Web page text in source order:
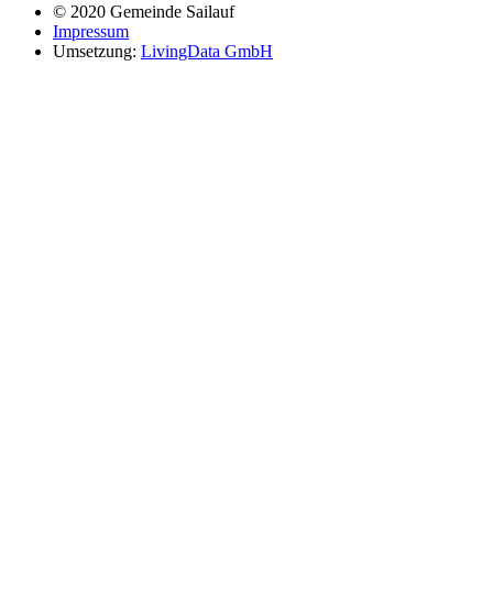
© 2020 Gemeinde Sailauf
Impressum
Umsetzung: LivingData GmbH